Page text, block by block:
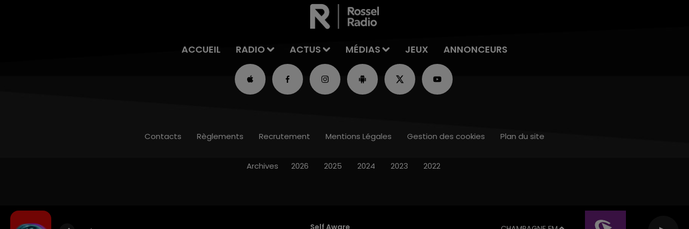
ACCUEIL RADIO ACTUS MÉDIAS JEUX ANNONCEURS
Self Aware
Contacts Règlements Recrutement Mentions Légales Gestion des cookies Plan du site
Archives 2026 2025 2024 2023 2022